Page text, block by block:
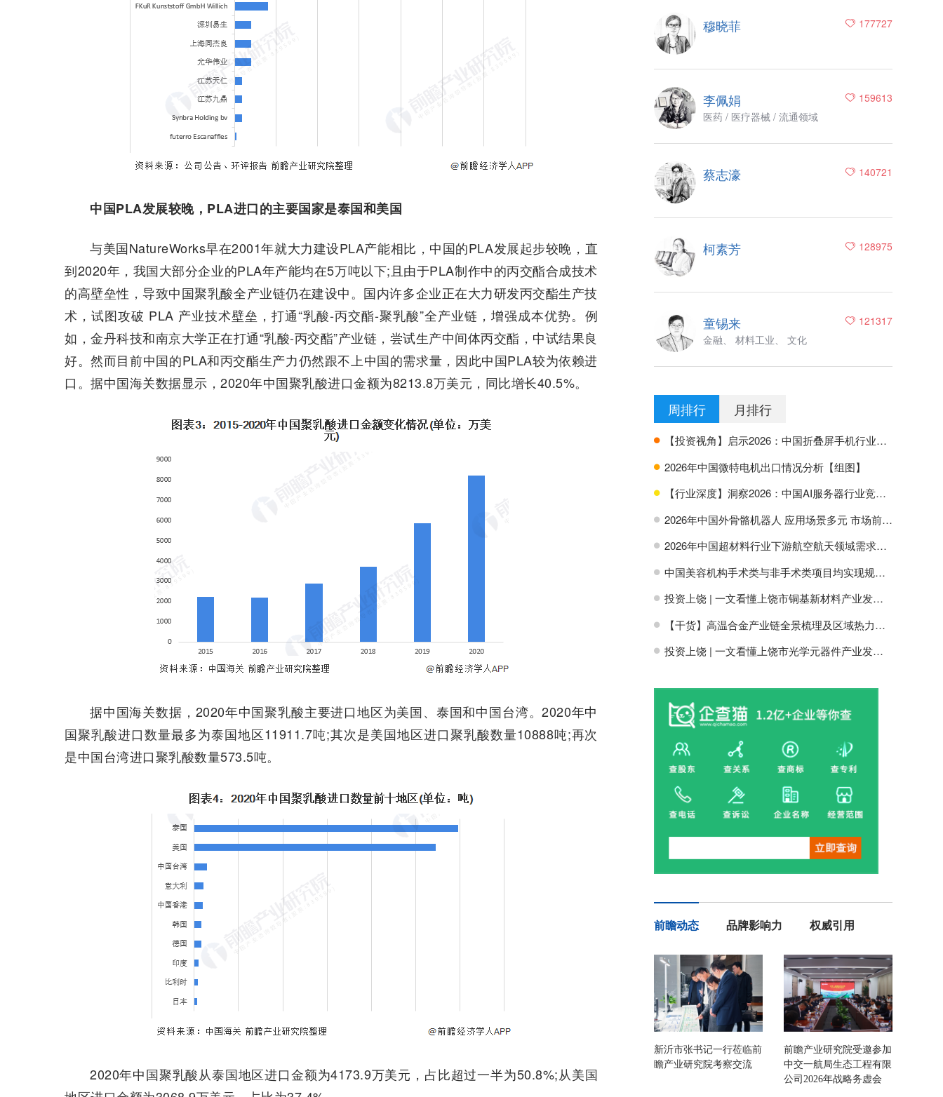
中国PLA发展较晚，PLA进口的主要国家是泰国和美国
与美国NatureWorks早在2001年就大力建设PLA产能相比，中国的PLA发展起步较晚，直
到2020年，我国大部分企业的PLA年产能均在5万吨以下;且由于PLA制作中的丙交酯合成技术
的高壁垒性，导致中国聚乳酸全产业链仍在建设中。国内许多企业正在大力研发丙交酯生产技
术，试图攻破 PLA 产业技术壁垒，打通“乳酸-丙交酯-聚乳酸”全产业链，增强成本优势。例
如，金丹科技和南京大学正在打通“乳酸-丙交酯”产业链，尝试生产中间体丙交酯，中试结果良
好。然而目前中国的PLA和丙交酯生产力仍然跟不上中国的需求量，因此中国PLA较为依赖进
口。据中国海关数据显示，2020年中国聚乳酸进口金额为8213.8万美元，同比增长40.5%。
据中国海关数据，2020年中国聚乳酸主要进口地区为美国、泰国和中国台湾。2020年中
国聚乳酸进口数量最多为泰国地区11911.7吨;其次是美国地区进口聚乳酸数量10888吨;再次
是中国台湾进口聚乳酸数量573.5吨。
2020年中国聚乳酸从泰国地区进口金额为4173.9万美元，占比超过一半为50.8%;从美国
177727
穆晓菲
159613
李佩娟
医药 / 医疗器械 / 流通领域
140721
蔡志濠
128975
柯素芳
121317
童锡来
金融、 材料工业、 文化
周排行 月排行
H 【投资视角】启示2026：中国折叠屏手机行业投融资及兼并重组分析
H 2026年中国微特电机出口情况分析【组图】
H 【行业深度】洞察2026：中国AI服务器行业竞争格局及市场份额
H 2026年中国外骨骼机器人 应用场景多元 市场前景广阔【组图】
H 2026年中国超材料行业下游航空航天领域需求分析【组图】
H 中国美容机构手术类与非手术类项目均实现规模增长【组图】
H 投资上饶 | 一文看懂上饶市铜基新材料产业发展现状与投资机会前瞻
H 【干货】高温合金产业链全景梳理及区域热力地图
H 投资上饶 | 一文看懂上饶市光学元器件产业发展现状与投资机会前瞻
前瞻动态 品牌影响力 权威引用
新沂市张书记一行莅临前
瞻产业研究院考察交流
前瞻产业研究院受邀参加
中交一航局生态工程有限
公司2026年战略务虚会